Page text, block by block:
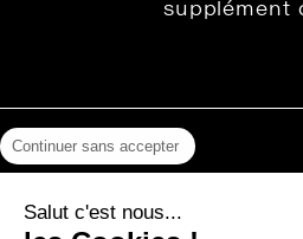
supplément
Protection des
Continuer sans accepter
Salut c'est nous...